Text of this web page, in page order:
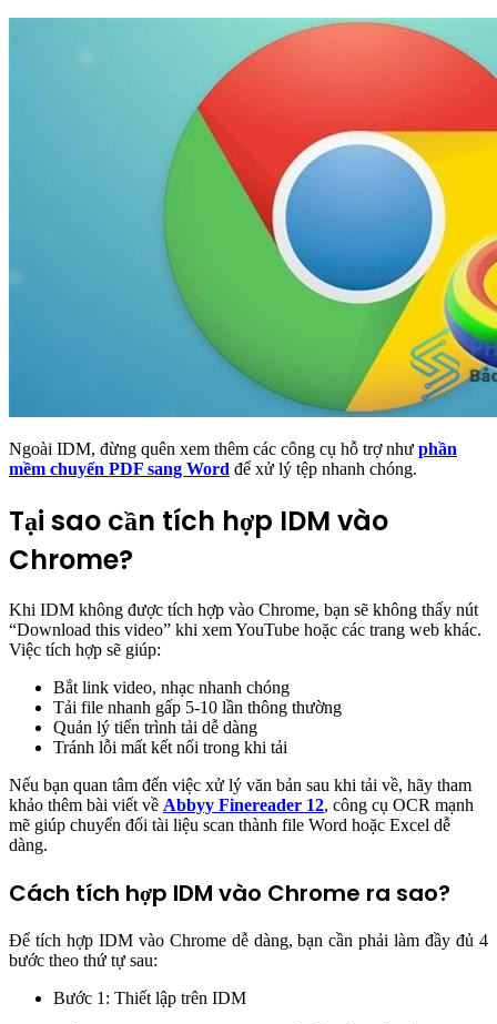
Ngoài IDM, đừng quên xem thêm các công cụ hỗ trợ như phần
mềm chuyển PDF sang Word để xử lý tệp nhanh chóng.
Tại sao cần tích hợp IDM vào
Chrome?
Khi IDM không được tích hợp vào Chrome, bạn sẽ không thấy nút
“Download this video” khi xem YouTube hoặc các trang web khác.
Việc tích hợp sẽ giúp:
Bắt link video, nhạc nhanh chóng
Tải file nhanh gấp 5-10 lần thông thường
Quản lý tiến trình tải dễ dàng
Tránh lỗi mất kết nối trong khi tải
Nếu bạn quan tâm đến việc xử lý văn bản sau khi tải về, hãy tham
khảo thêm bài viết về Abbyy Finereader 12, công cụ OCR mạnh
mẽ giúp chuyển đổi tài liệu scan thành file Word hoặc Excel dễ
dàng.
Cách tích hợp IDM vào Chrome ra sao?
Để tích hợp IDM vào Chrome dễ dàng, bạn cần phải làm đầy đủ 4
bước theo thứ tự sau:
Bước 1: Thiết lập trên IDM